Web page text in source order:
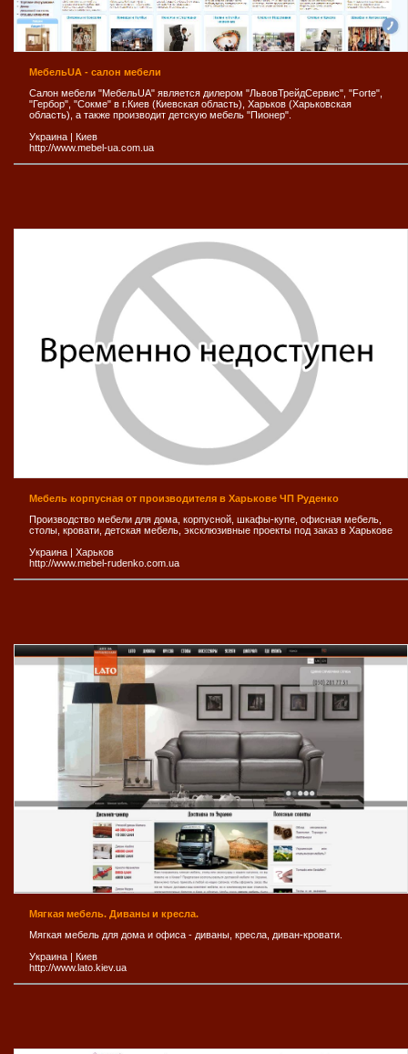
МебельUA - салон мебели
Салон мебели "МебельUA" является дилером "ЛьвовТрейдСервис", "Forte",
"Гербор", "Сокме" в г.Киев (Киевская область), Харьков (Харьковская
область), а также производит детскую мебель "Пионер".
Украина
Киев
http://www.mebel-ua.com.ua
Мебель корпусная от производителя в Харькове ЧП Руденко
Производство мебели для дома, корпусной, шкафы-купе, офисная мебель,
столы, кровати, детская мебель, эксклюзивные проекты под заказ в Харькове
Украина
Харьков
http://www.mebel-rudenko.com.ua
Мягкая мебель. Диваны и кресла.
Мягкая мебель для дома и офиса - диваны, кресла, диван-кровати.
Украина
Киев
http://www.lato.kiev.ua